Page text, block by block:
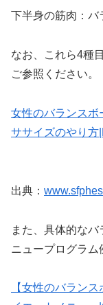
下半身の筋肉：バ
なお、これら4種
ご参照ください。
女性のバランスボ
ササイズのやり方
出典：
また、具体的な
ニュープログラム
【女性のバラン